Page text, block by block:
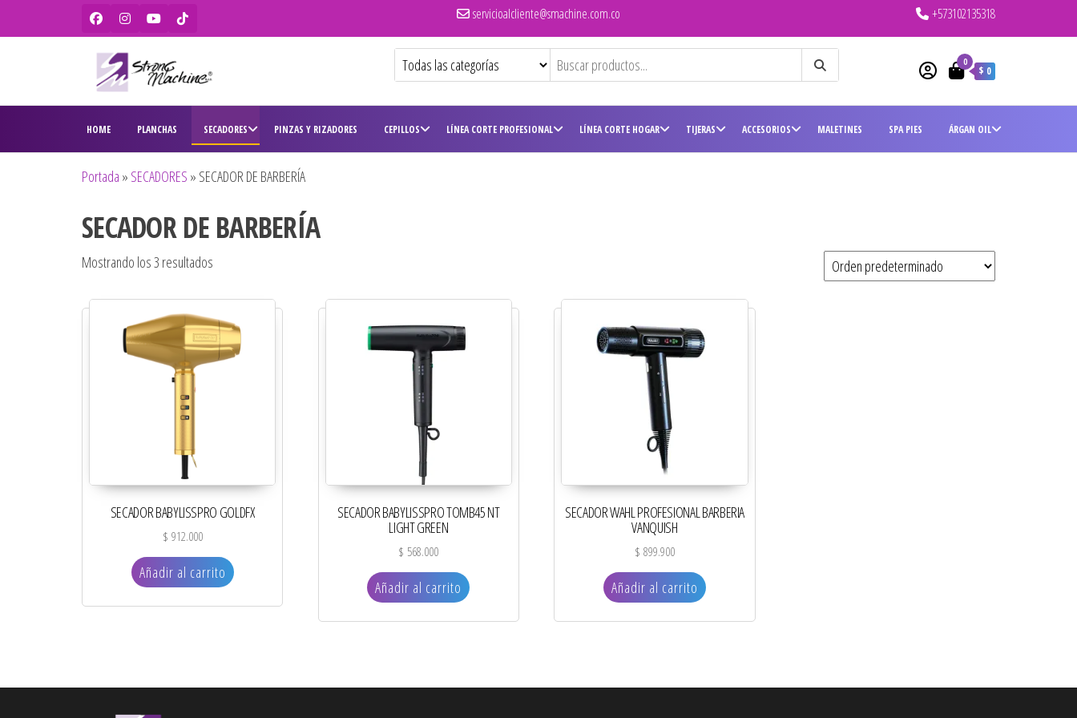
servicioalcliente@smachine.com.co +573102135318
Strong
Machine –
BaBylissPRO
– WAHL –
Garden
planchas,
rizadores,
maquinas
tijeras,
cepillos y
penes
peluquería
0
$ 0
HOME PLANCHAS SECADORES PINZAS Y RIZADORES CEPILLOS LÍNEA CORTE PROFESIONAL LÍNEA CORTE HOGAR TIJERAS ACCESORIOS MALETINES SPA PIES ÁRGAN OIL
Portada » SECADORES » SECADOR DE BARBERÍA
SECADOR DE BARBERÍA
Mostrando los 3 resultados
SECADOR BABYLISSPRO GOLDFX
$ 912.000
Añadir al carrito
SECADOR BABYLISSPRO TOMB45 NT
LIGHT GREEN
$ 568.000
Añadir al carrito
SECADOR WAHL PROFESIONAL BARBERIA
VANQUISH
$ 899.900
Añadir al carrito